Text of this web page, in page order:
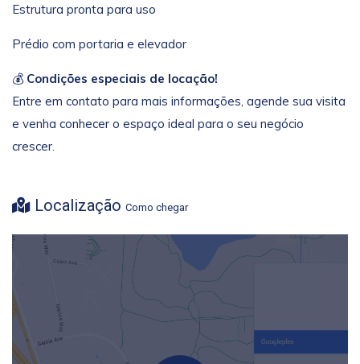
Estrutura pronta para uso
Prédio com portaria e elevador
💰 Condições especiais de locação!
Entre em contato para mais informações, agende sua visita
e venha conhecer o espaço ideal para o seu negócio
crescer.
Localização Como chegar